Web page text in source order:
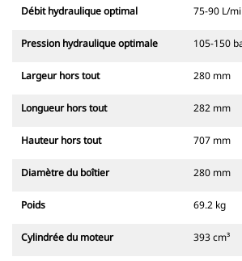
Débit hydraulique optimal 75-90 L/
Pression hydraulique optimale 105-150
Largeur hors tout 280 mm
Longueur hors tout 282 mm
Hauteur hors tout 707 mm
Diamètre du boîtier 280 mm
Poids 69.2 kg
Cylindrée du moteur 393 cm³